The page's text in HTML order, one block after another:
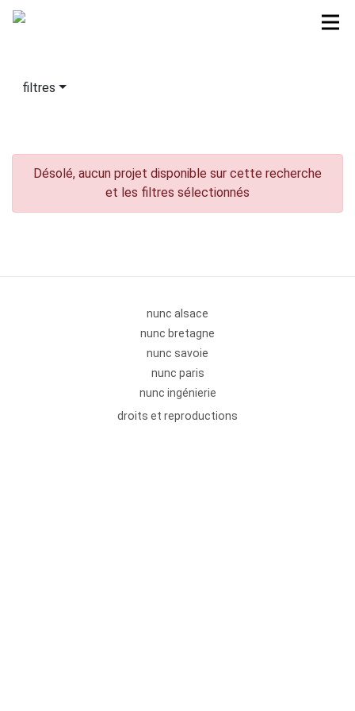
filtres
Désolé, aucun projet disponible sur cette recherche
et les filtres sélectionnés
nunc alsace
nunc bretagne
nunc savoie
nunc paris
nunc ingénierie
droits et reproductions